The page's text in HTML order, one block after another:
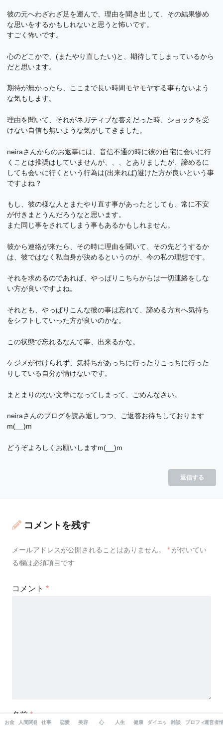
彼の元へわざわざ足を運んで、理由を聞き出して、その結果惨め
な思いをするかもしれないと思うと怖いです。
すごく怖いです。
心のどこかで、(またやり直したい)と、期待してしまっているから
だと思います。
期待が無かったら、ここまで長い時間モヤモヤする事もないよう
な気もします。
理由を聞いて、それがネガティブな答えだった時、ショックを受
けない自信も無いような気がしてきました。
neiraさんからのお返事には、音信不通の時に彼の自宅に会いに行
くことは推奨はしていませんが、、、とありましたが、諦めるに
しても会いに行くという行為は(出来れば)避けた方が良いという事
ですよね？
もし、彼の様な人とまたやり直す事があったとしても、常に不安
が付きまとうんだろうなと思います。
また同じ事をされてしまう事もあるかもしれません。
彼から連絡が来たら、その時に理由を聞いて、その先どうするか
は、彼ではなく私自身が決めるというのが、今の私の理想です。
それを求めるのであれば、やっぱりこちらからは一切連絡をしな
い方が良いですよね。
それとも、やっぱりこんな彼の事は忘れて、諦める方向へ気持ち
をシフトしていった方が良いのかな。
この状態で忘れるなんて事、出来るかな。
ケジメが付けられず、気持ちがあっちに行ったりこっちに行った
りしている自分が情けないです。
まとまりのない文章になってしまって、ごめんなさい。
neiraさんのブログを読み返しつつ、ご返答お待ちしております
m(__)m
どうぞよろしくお願いしますm(__)m
返信する
コメントを残す
メールアドレスが公開されることはありません。 * が付いてい
る欄は必須項目です
コメント *
名前*
お金 人間関係 仕事 恋愛 美容 心 人生 健康 ダイエット雑談 プロフィール
運営者